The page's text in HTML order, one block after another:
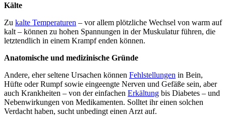
Kälte
Zu kalte Temperaturen – vor allem plötzliche Wechsel von warm auf
kalt – können zu hohen Spannungen in der Muskulatur führen, die
letztendlich in einem Krampf enden können.
Anatomische und medizinische Gründe
Andere, eher seltene Ursachen können Fehlstellungen in Bein,
Hüfte oder Rumpf sowie eingeengte Nerven und Gefäße sein, aber
auch Krankheiten – von der einfachen Erkältung bis Diabetes – und
Nebenwirkungen von Medikamenten. Solltet ihr einen solchen
Verdacht haben, sucht unbedingt einen Arzt auf.